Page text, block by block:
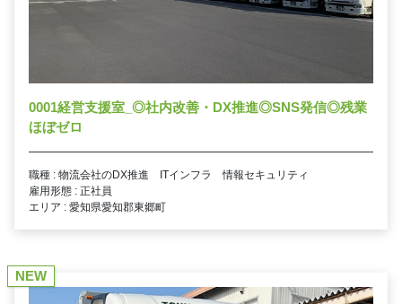
0001経営支援室_◎社内改善・DX推進◎SNS発信◎残業
ほぼゼロ
職種 : 物流会社のDX推進 ITインフラ 情報セキュリティ
雇用形態 : 正社員
エリア : 愛知県愛知郡東郷町
NEW